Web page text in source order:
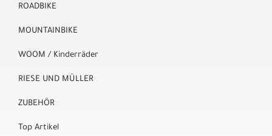
ROADBIKE
MOUNTAINBIKE
WOOM / Kinderräder
RIESE UND MÜLLER
ZUBEHÖR
Top Artikel